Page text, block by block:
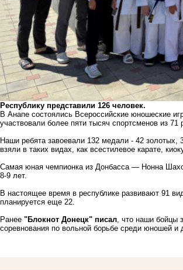
Республику представили 126 человек.
В Анапе состоялись Всероссийские юношеские
участвовали более пяти тысяч спортсменов из 71
Наши ребята завоевали 132 медали - 42
взяли в таких видах, как всестилевое карате,
Самая юная чемпионка из Донбасса — Нонна
8-9 лет.
В настоящее время в республике развивают 91
планируется еще 22.
Ранее "Блокнот Донецк" писал, что наши бойцы
соревнования по вольной борьбе среди юношей и